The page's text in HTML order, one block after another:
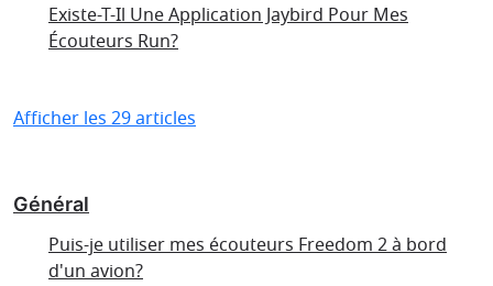
Existe-T-Il Une Application Jaybird Pour Mes
Écouteurs Run?
Afficher les 29 articles
Général
Puis-je utiliser mes écouteurs Freedom 2 à bord
d'un avion?